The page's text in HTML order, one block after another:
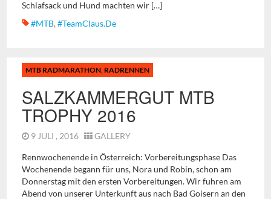
Schlafsack und Hund machten wir […]
#MTB,#TeamClaus.de
MTB RADMARATHON, RADRENNEN
SALZKAMMERGUT MTB
TROPHY 2016
9 JULI , 2016 GALLERY
Rennwochenende in Österreich: Vorbereitungsphase Das
Wochenende begann für uns, Nora und Robin, schon am
Donnerstag mit den ersten Vorbereitungen. Wir fuhren am
Abend von unserer Unterkunft aus nach Bad Goisern an den